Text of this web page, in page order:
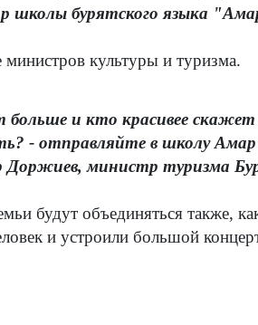
бурятского языка
министров культуры и туризма.
больше и кто красивее
- отправляйте в школу
Доржиев, министр туризма
будут объединяться также,
и устроили большой